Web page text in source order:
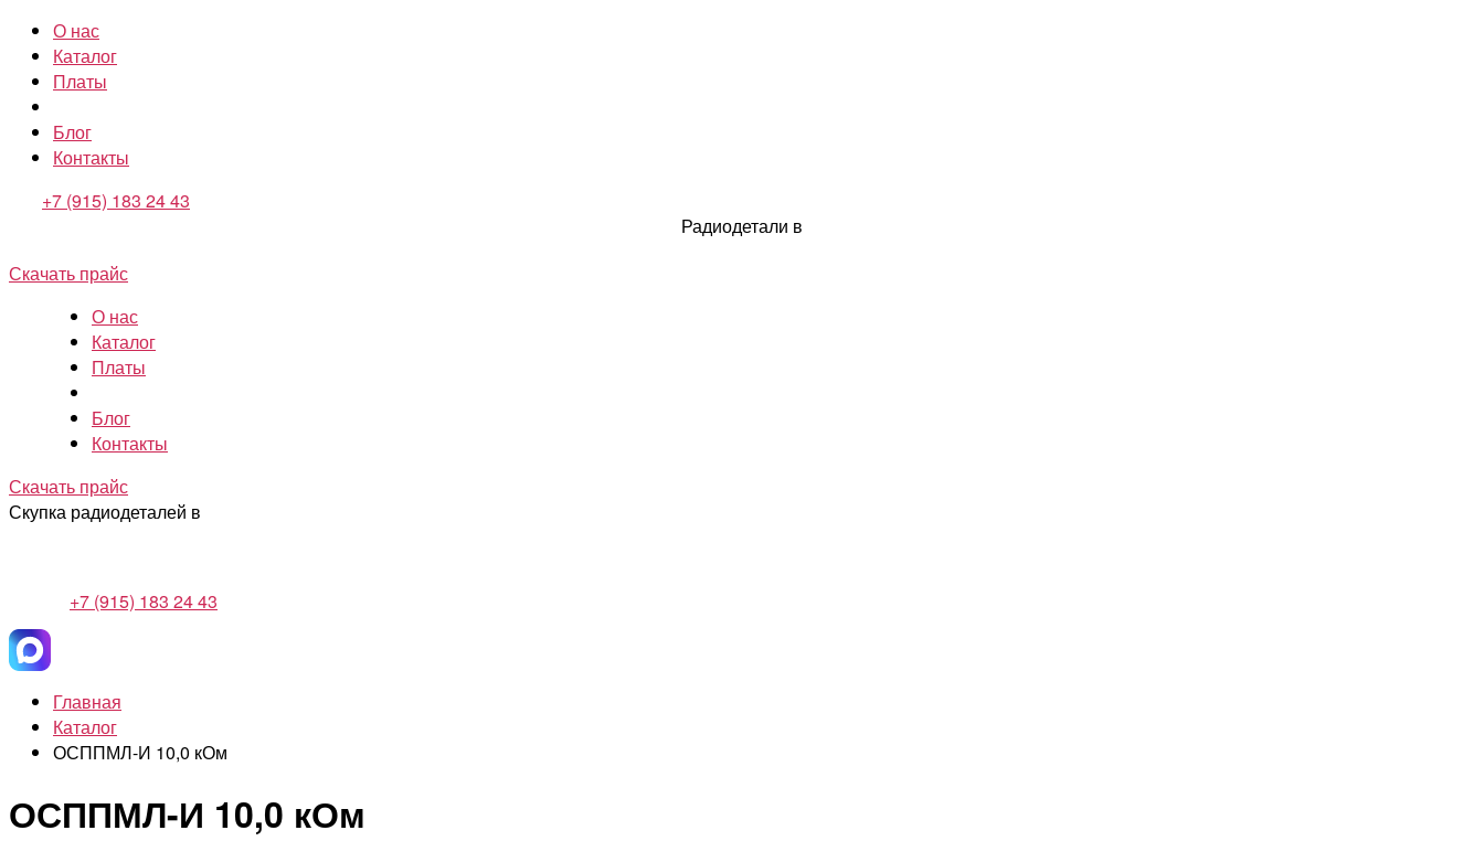
О нас
Каталог
Платы
Блог
Контакты
+7 (915) 183 24 43
Радиодетали в
Скачать прайс
О нас
Каталог
Платы
Блог
Контакты
Скачать прайс
Скупка радиодеталей в
+7 (915) 183 24 43
Главная
Каталог
ОСППМЛ-И 10,0 кОм
ОСППМЛ-И 10,0 кОм